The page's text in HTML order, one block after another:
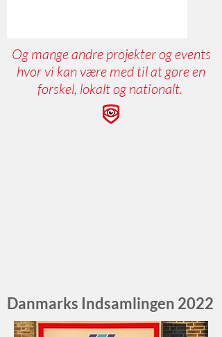
Og mange andre projekter og events
hvor vi kan være med til at gøre en
forskel, lokalt og nationalt.
Danmarks Indsamlingen 2022